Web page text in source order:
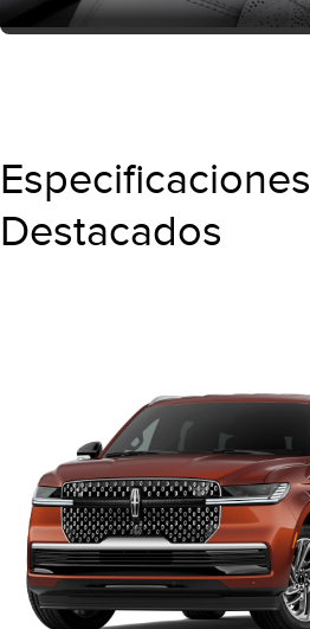
Especificaciones
Destacados